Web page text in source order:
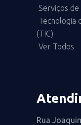
Serviços de
Tecnologia
(TIC)
Ver Todos
Rua